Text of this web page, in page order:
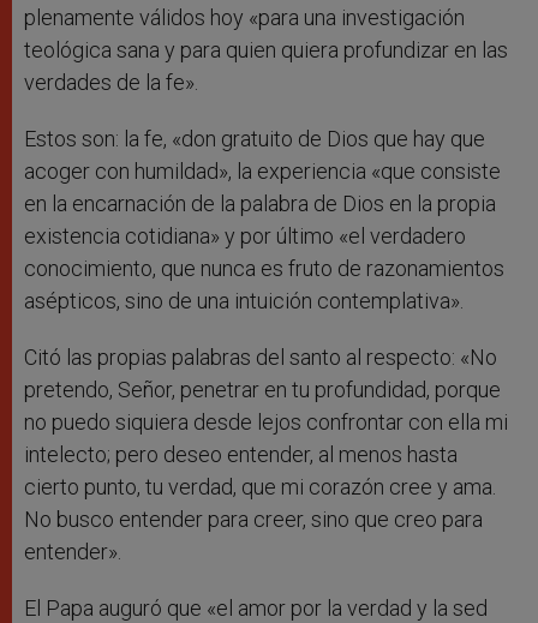
plenamente válidos hoy «para una investigación
teológica sana y para quien quiera profundizar en las
verdades de la fe».
Estos son: la fe, «don gratuito de Dios que hay que
acoger con humildad», la experiencia «que consiste
en la encarnación de la palabra de Dios en la propia
existencia cotidiana» y por último «el verdadero
conocimiento, que nunca es fruto de razonamientos
asépticos, sino de una intuición contemplativa».
Citó las propias palabras del santo al respecto: «No
pretendo, Señor, penetrar en tu profundidad, porque
no puedo siquiera desde lejos confrontar con ella mi
intelecto; pero deseo entender, al menos hasta
cierto punto, tu verdad, que mi corazón cree y ama.
No busco entender para creer, sino que creo para
entender».
El Papa auguró que «el amor por la verdad y la sed